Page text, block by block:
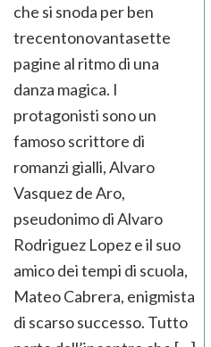
che si snoda per ben
trecentonovantasette
pagine al ritmo di una
danza magica. I
protagonisti sono un
famoso scrittore di
romanzi gialli, Alvaro
Vasquez de Aro,
pseudonimo di Alvaro
Rodriguez Lopez e il suo
amico dei tempi di scuola,
Mateo Cabrera, enigmista
di scarso successo. Tutto